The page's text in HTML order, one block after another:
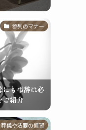
参列のマナー
にも弔辞は必
ご紹介
葬儀や法要の慣習